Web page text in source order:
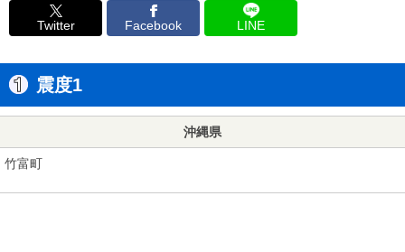
Twitter Facebook LINE
震度1
沖縄県
竹富町